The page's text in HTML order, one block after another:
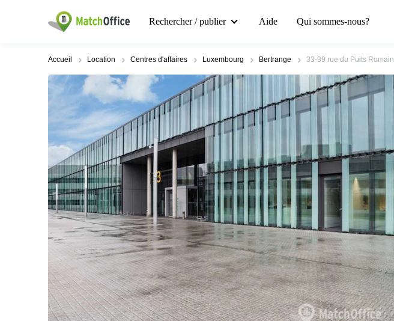
Rechercher / publier Aide Qui sommes-nous?
Accueil Location Centres d'affaires Luxembourg Bertrange 33-39 rue du Puits Romain